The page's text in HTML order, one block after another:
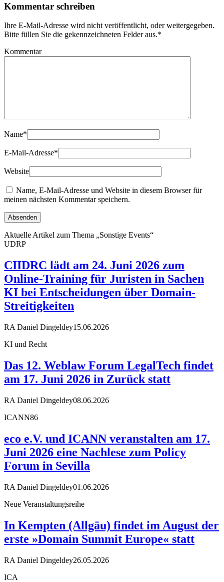
Kommentar schreiben
Ihre E-Mail-Adresse wird nicht veröffentlicht, oder weitergegeben.
Bitte füllen Sie die gekennzeichneten Felder aus.*
Kommentar
Name*
E-Mail-Adresse*
Website
Name, E-Mail-Adresse und Website in diesem Browser für
meinen nächsten Kommentar speichern.
Aktuelle Artikel zum Thema „Sonstige Events“
UDRP
CIIDRC lädt am 24. Juni 2026 zum
Online-Training für Juristen in Sachen
KI bei Entscheidungen über Domain-
Streitigkeiten
RA Daniel Dingeldey15.06.2026
KI und Recht
Das 12. Weblaw Forum LegalTech findet
am 17. Juni 2026 in Zurück statt
RA Daniel Dingeldey08.06.2026
ICANN86
eco e.V. und ICANN veranstalten am 17.
Juni 2026 eine Nachlese zum Policy
Forum in Sevilla
RA Daniel Dingeldey01.06.2026
Neue Veranstaltungsreihe
In Kempten (Allgäu) findet im August der
erste »Domain Summit Europe« statt
RA Daniel Dingeldey26.05.2026
ICA